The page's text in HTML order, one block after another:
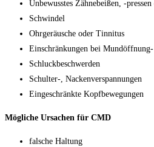
Unbewusstes Zähnebeißen, -
Schwindel
Ohrgeräusche oder Tinnitus
Einschränkungen bei
Schluckbeschwerden
Schulter-, Nackenverspannungen
Eingeschränkte Kopfbewegungen
Mögliche Ursachen für CMD
falsche Haltung